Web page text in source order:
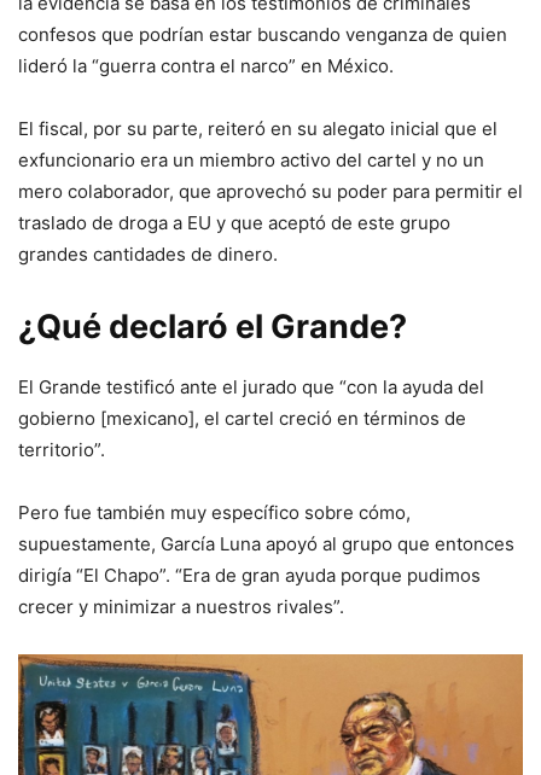
confesos que podrían estar buscando venganza de quien
lideró la “guerra contra el narco” en México.
El fiscal, por su parte, reiteró en su alegato inicial que el
exfuncionario era un miembro activo del cartel y no un
mero colaborador, que aprovechó su poder para permitir el
traslado de droga a EU y que aceptó de este grupo
grandes cantidades de dinero.
¿Qué declaró el Grande?
El Grande testificó ante el jurado que “con la ayuda del
gobierno [mexicano], el cartel creció en términos de
territorio”.
Pero fue también muy específico sobre cómo,
supuestamente, García Luna apoyó al grupo que entonces
dirigía “El Chapo”. “Era de gran ayuda porque pudimos
crecer y minimizar a nuestros rivales”.